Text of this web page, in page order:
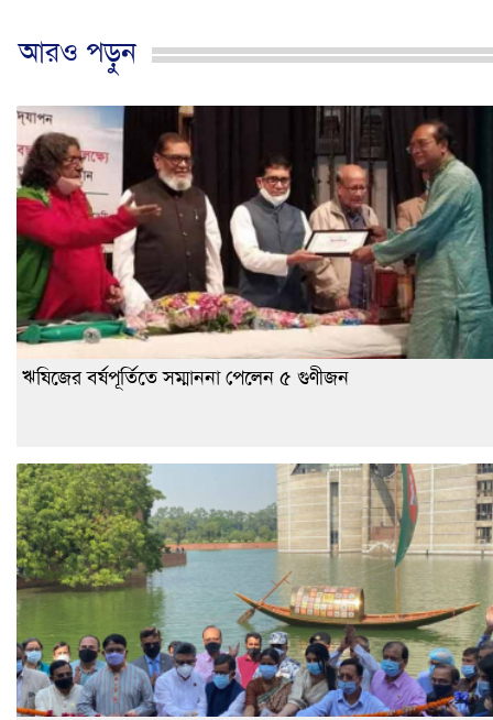
আরও পড়ুন
ঋষিজের বর্ষপূর্তিতে সম্মাননা পেলেন ৫ গুণীজন